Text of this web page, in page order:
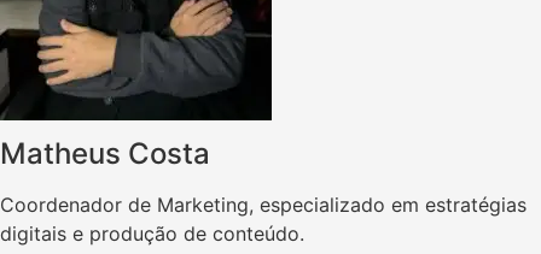
Matheus Costa
Coordenador de Marketing, especializado em estratégias
digitais e produção de conteúdo.